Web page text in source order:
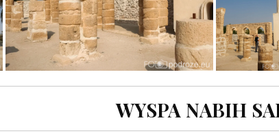
WYSPA NABIH